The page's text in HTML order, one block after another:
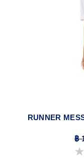
RUNNER
฿
0.0 จาก 5